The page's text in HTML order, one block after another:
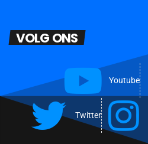
VOLG ONS
Youtube
Twitter